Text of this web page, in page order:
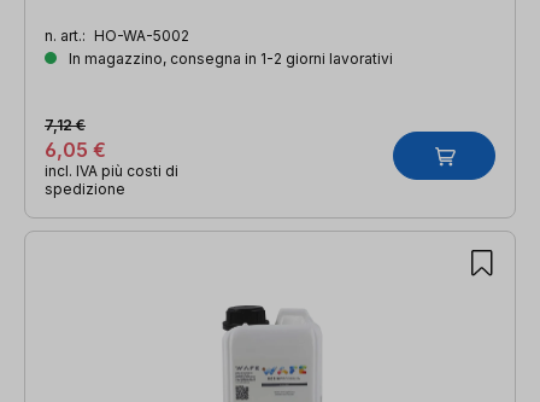
n. art.: HO-WA-5002
In magazzino, consegna in 1-2 giorni lavorativi
6,05 €
7,12 €
incl. IVA più costi di
spedizione